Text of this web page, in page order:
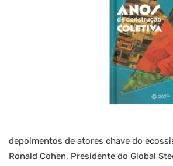
depoimentos de atores chave do
Ronald Cohen, Presidente do Global